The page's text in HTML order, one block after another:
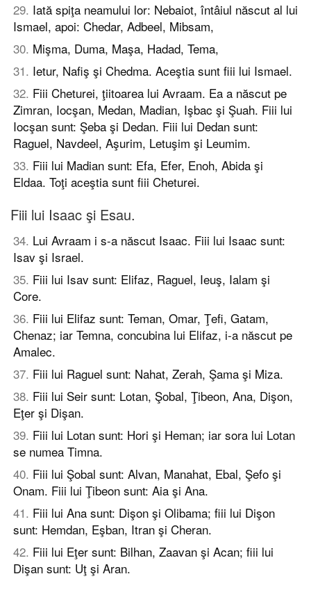
29. Iată spiţa neamului lor: Nebaiot, întâiul născut al lui
Ismael, apoi: Chedar, Adbeel, Mibsam,
30. Mişma, Duma, Maşa, Hadad, Tema,
31. Ietur, Nafiş şi Chedma. Aceştia sunt fiii lui Ismael.
32. Fiii Cheturei, ţiitoarea lui Avraam. Ea a născut pe
Zimran, Iocşan, Medan, Madian, Işbac şi Şuah. Fiii lui
Iocşan sunt: Şeba şi Dedan. Fiii lui Dedan sunt:
Raguel, Navdeel, Aşurim, Letuşim şi Leumim.
33. Fiii lui Madian sunt: Efa, Efer, Enoh, Abida şi
Eldaa. Toţi aceştia sunt fiii Cheturei.
Fiii lui Isaac şi Esau.
34. Lui Avraam i s-a născut Isaac. Fiii lui Isaac sunt:
Isav şi Israel.
35. Fiii lui Isav sunt: Elifaz, Raguel, Ieuş, Ialam şi
Core.
36. Fiii lui Elifaz sunt: Teman, Omar, Ţefi, Gatam,
Chenaz; iar Temna, concubina lui Elifaz, i-a născut pe
Amalec.
37. Fiii lui Raguel sunt: Nahat, Zerah, Şama şi Miza.
38. Fiii lui Seir sunt: Lotan, Şobal, Ţibeon, Ana, Dişon,
Eţer şi Dişan.
39. Fiii lui Lotan sunt: Hori şi Heman; iar sora lui Lotan
se numea Timna.
40. Fiii lui Şobal sunt: Alvan, Manahat, Ebal, Şefo şi
Onam. Fiii lui Ţibeon sunt: Aia şi Ana.
41. Fiii lui Ana sunt: Dişon şi Olibama; fiii lui Dişon
sunt: Hemdan, Eşban, Itran şi Cheran.
42. Fiii lui Eţer sunt: Bilhan, Zaavan şi Acan; fiii lui
Dişan sunt: Uţ şi Aran.